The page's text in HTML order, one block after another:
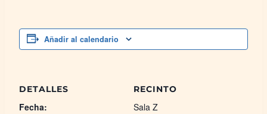
Añadir al calendario
DETALLES
Fecha:
RECINTO
Sala Z